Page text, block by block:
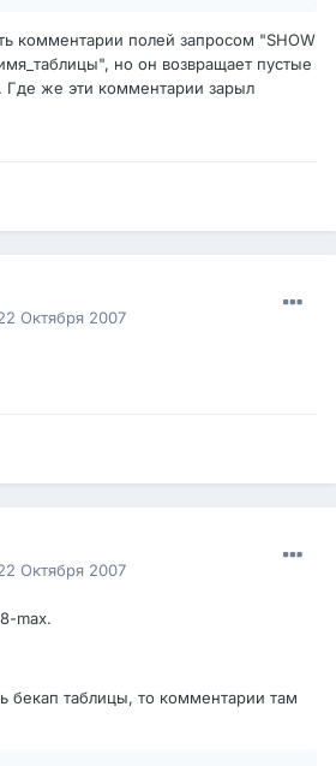
комментарии полей запросом "SHOW
но он возвращает пустые
Где же эти комментарии зарыл
Октября 2007
Октября 2007
max.
бекап таблицы, то комментарии там